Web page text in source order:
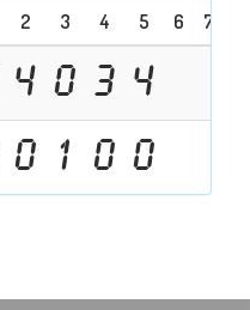
2 3 4 5 6 7
4 0 3 4
0 1 0 0